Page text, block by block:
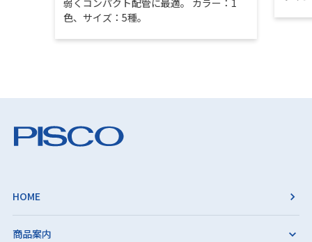
弱くコンパクト配管に最適。 カラー：1
色、サイズ：5種。
HOME
商品案内